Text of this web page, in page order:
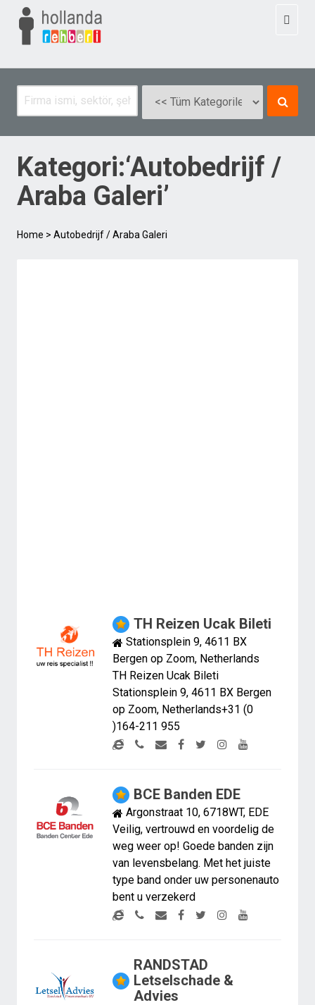
Kategori:‘Autobedrijf /
Araba Galeri’
Home > Autobedrijf / Araba Galeri
TH Reizen Ucak Bileti
Stationsplein 9, 4611 BX
Bergen op Zoom, Netherlands
TH Reizen Ucak Bileti
Stationsplein 9, 4611 BX Bergen
op Zoom, Netherlands+31 (0
)164-211 955
BCE Banden EDE
Argonstraat 10, 6718WT, EDE
Veilig, vertrouwd en voordelig de
weg weer op! Goede banden zijn
van levensbelang. Met het juiste
type band onder uw personenauto
bent u verzekerd
RANDSTAD
Letselschade &
Advies